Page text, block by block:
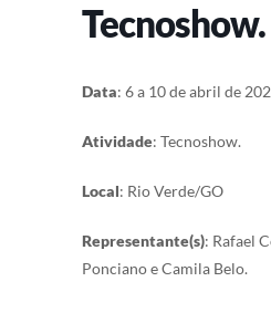
Tecnoshow.
Data: 6 a 10 de abril de
Atividade: Tecnoshow.
Local: Rio Verde/GO
Representante(s): Rafael
Ponciano e Camila Belo.